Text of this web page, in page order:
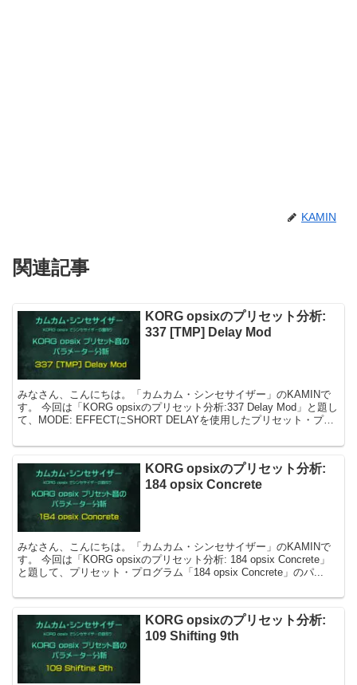
KAMIN
関連記事
KORG opsixのプリセット分析:
337 [TMP] Delay Mod
みなさん、こんにちは。「カムカム・シンセサイザー」のKAMINで
す。 今回は「KORG opsixのプリセット分析:337 Delay Mod」と題し
て、MODE: EFFECTにSHORT DELAYを使用したプリセット・プロ
KORG opsixのプリセット分析:
184 opsix Concrete
みなさん、こんにちは。「カムカム・シンセサイザー」のKAMINで
す。 今回は「KORG opsixのプリセット分析: 184 opsix Concrete」
と題して、プリセット・プログラム「184 opsix Concrete」のパ...
KORG opsixのプリセット分析:
109 Shifting 9th